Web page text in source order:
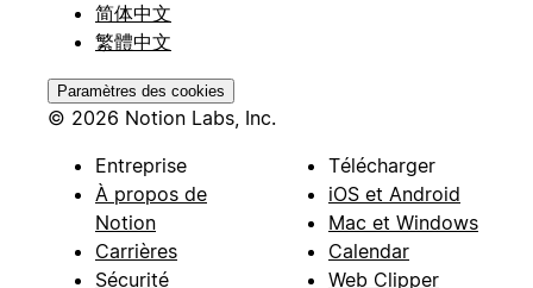
简体中文
繁體中文
Paramètres des cookies
© 2026 Notion Labs, Inc.
Entreprise
À propos de
Notion
Carrières
Sécurité
Télécharger
iOS et Android
Mac et Windows
Calendar
Web Clipper